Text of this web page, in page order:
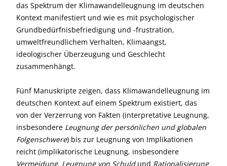
das Spektrum der Klimawandelleugnung im deutschen
Kontext manifestiert und wie es mit psychologischer
Grundbedürfnisbefriedigung und -frustration,
umweltfreundlichem Verhalten, Klimaangst,
ideologischer Überzeugung und Geschlecht
zusammenhängt.
Fünf Manuskripte zeigen, dass Klimawandelleugnung im
deutschen Kontext auf einem Spektrum existiert, das
von der Verzerrung von Fakten (interpretative Leugnung,
insbesondere Leugnung der persönlichen und globalen
Folgenschwere) bis zur Leugnung von Implikationen
reicht (implikatorische Leugnung, insbesondere
Vermeidung, Leugnung von Schuldund Rationalisierung